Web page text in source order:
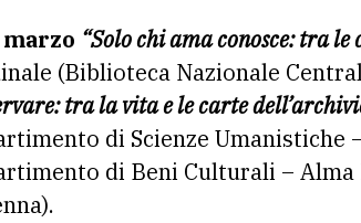
marzo “Solo chi ama conosce: tra
(Biblioteca Nazionale
tra la vita e le carte
di Scienze Umanistiche
di Beni Culturali –